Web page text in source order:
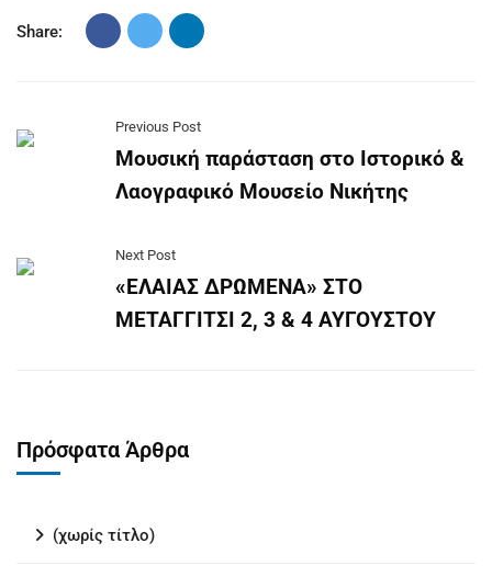
Share:
Previous Post
Μουσική παράσταση στο Ιστορικό &
Λαογραφικό Μουσείο Νικήτης
Next Post
«ΕΛΑΙΑΣ ΔΡΩΜΕΝΑ» ΣΤΟ
ΜΕΤΑΓΓΙΤΣΙ 2, 3 & 4 ΑΥΓΟΥΣΤΟΥ
Πρόσφατα Άρθρα
(χωρίς τίτλο)